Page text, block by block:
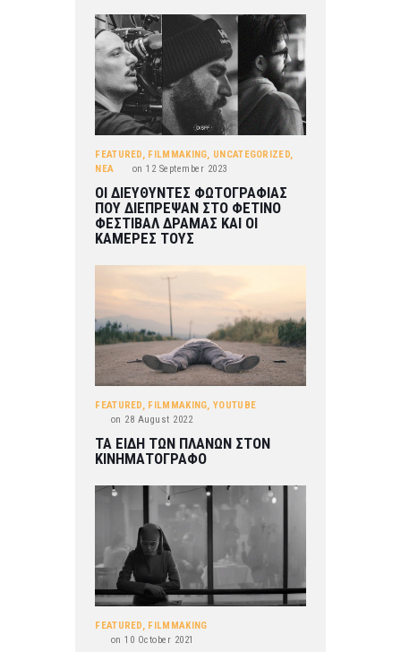
FEATURED, FILMMAKING, UNCATEGORIZED,
ΝΕΑ
on 12 September 2023
ΟΙ ΔΙΕΥΘΥΝΤΕΣ ΦΩΤΟΓΡΑΦΙΑΣ
ΠΟΥ ΔΙΕΠΡΕΨΑΝ ΣΤΟ ΦΕΤΙΝΟ
ΦΕΣΤΙΒΑΛ ΔΡΑΜΑΣ ΚΑΙ ΟΙ
ΚΑΜΕΡΕΣ ΤΟΥΣ
FEATURED, FILMMAKING,YOUTUBE
on 28 August 2022
ΤΑ ΕΙΔΗ ΤΩΝ ΠΛΑΝΩΝ ΣΤΟΝ
ΚΙΝΗΜΑΤΟΓΡΑΦΟ
FEATURED, FILMMAKING
on 10 October 2021